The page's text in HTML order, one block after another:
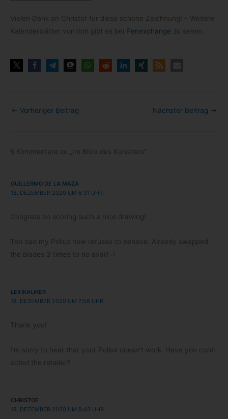
Vie­len Dank an Chris­tof für diese schöne Zeich­nung! – Wei­tere
Kalen­der­blät­ter von ihm gibt es bei Pen­ex­ch­ange zu sehen.
← Vorheriger Beitrag Nächster Beitrag →
5 Kommentare zu „Im Blick des Künstlers“
GUILLERMO DE LA MAZA
18. DEZEMBER 2020 UM 6:31 UHR
Con­grats on scoring such a nice drawing!
Too bad my Pol­lux now refu­ses to behave. Alre­ady swap­ped
the blades 3 times to no avail! :(
LEXIKALIKER
18. DEZEMBER 2020 UM 7:56 UHR
Thank you!
I’m sorry to hear that your Pol­lux doesn’t work. Have you cont­
ac­ted the retailer?
CHRISTOF
18. DEZEMBER 2020 UM 8:43 UHR